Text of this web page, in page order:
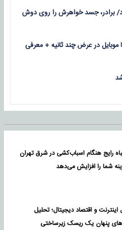
برادر، جسد خواهرش را روی دوش
موبایل در عرض چند ثانیه + معرفی
رایج هنگام اسباب‌کشی در شرق تهران
شما را افزایش می‌دهد
اینترنت و اقتصاد دیجیتال؛ تحلیل
پنهان یک ریسک زیرساختی